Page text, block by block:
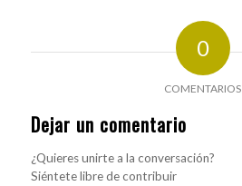
0
COMENTARIOS
Dejar un comentario
¿Quieres unirte a la conversación?
Siéntete libre de contribuir